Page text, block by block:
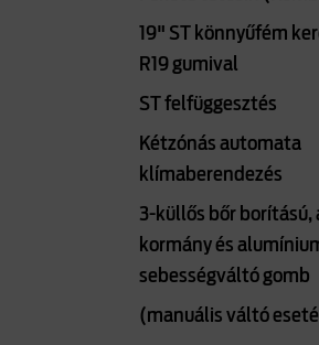
19" ST könnyűfém
R19 gumival
ST felfüggesztés
Kétzónás automata
klímaberendezés
3-küllős bőr
kormány és
sebességváltó gomb
(manuális váltó